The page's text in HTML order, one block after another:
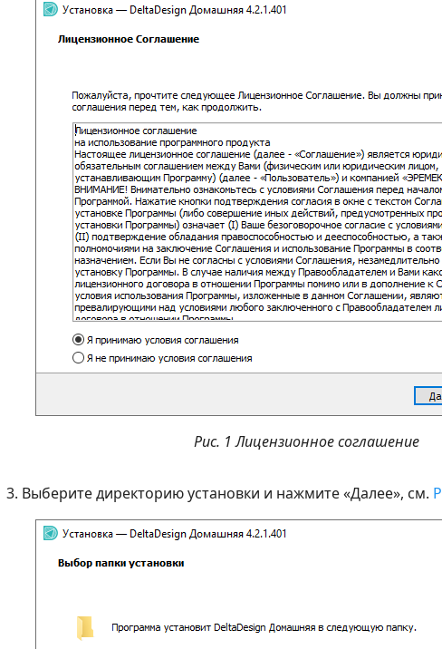
Рис. 1 Лицензионное соглашение
Выберите директорию установки и нажмите «Далее», см.